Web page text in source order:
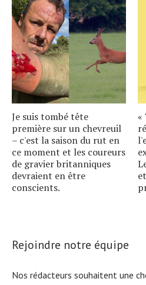
Je suis tombé tête
première sur un chevreuil
– c'est la saison du rut en
ce moment et les coureurs
de gravier britanniques
devraient en être
conscients.
«
Rejoindre notre équipe
Nos rédacteurs souhaitent une